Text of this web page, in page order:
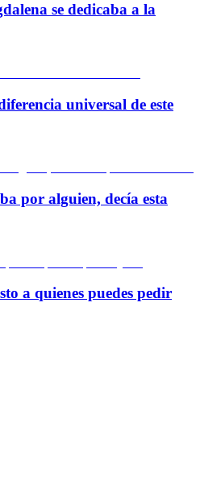
se dedicaba a la
universal de este
por alguien, decía esta
a quienes puedes pedir